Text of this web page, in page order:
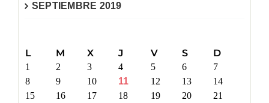
SEPTIEMBRE 2019
L M X J V S D
1 2 3 4 5 6
7
8
9 10 11 12 13
14
15
16 17 18 19 20
21